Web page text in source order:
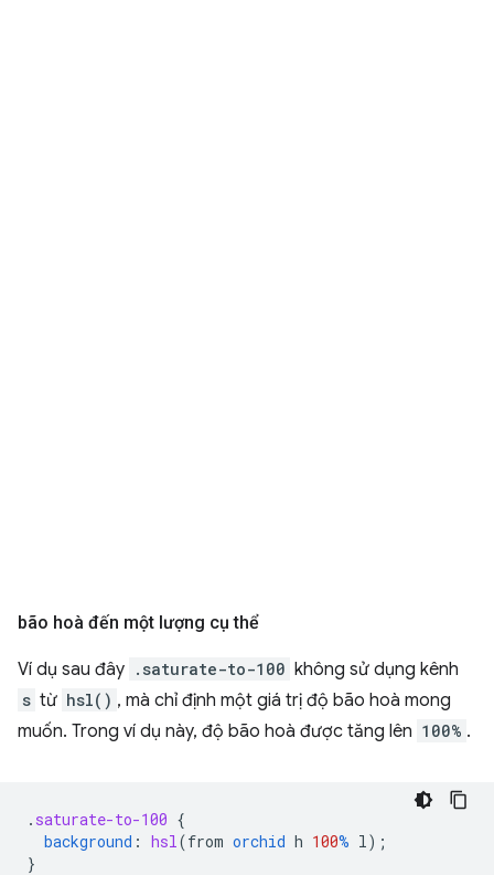
bão hoà đến một lượng cụ thể
Ví dụ sau đây .saturate-to-100 không sử dụng kênh
s từ hsl() , mà chỉ định một giá trị độ bão hoà mong
muốn. Trong ví dụ này, độ bão hoà được tăng lên 100% .
. saturate-to-100 {
background : hsl (from orchid h 100% l );
}